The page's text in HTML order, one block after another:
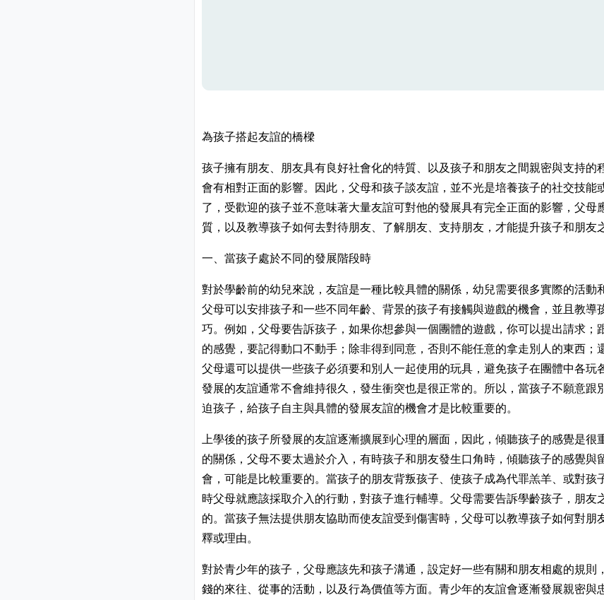
為孩子搭起友誼的橋樑
孩子擁有朋友、朋友具有良好社會化的特質、以及孩子和朋友之間親密與支持的
會有相對正面的影響。因此，父母和孩子談友誼，並不光是培養孩子的社交技能
了，受歡迎的孩子並不意味著大量友誼可對他的發展具有完全正面的影響，父母
質，以及教導孩子如何去對待朋友、了解朋友、支持朋友，才能提升孩子和朋友
一、當孩子處於不同的發展階段時
對於學齡前的幼兒來說，友誼是一種比較具體的關係，幼兒需要很多實際的活動
父母可以安排孩子和一些不同年齡、背景的孩子有接觸與遊戲的機會，並且教導
巧。例如，父母要告訴孩子，如果你想參與一個團體的遊戲，你可以提出請求；
的感覺，要記得動口不動手；除非得到同意，否則不能任意的拿走別人的東西；
父母還可以提供一些孩子必須要和別人一起使用的玩具，避免孩子在團體中各玩
發展的友誼通常不會維持很久，發生衝突也是很正常的。所以，當孩子不願意跟
迫孩子，給孩子自主與具體的發展友誼的機會才是比較重要的。
上學後的孩子所發展的友誼逐漸擴展到心理的層面，因此，傾聽孩子的感覺是很
的關係，父母不要太過於介入，有時孩子和朋友發生口角時，傾聽孩子的感覺與
會，可能是比較重要的。當孩子的朋友背叛孩子、使孩子成為代罪羔羊、或對孩
時父母就應該採取介入的行動，對孩子進行輔導。父母需要告訴學齡孩子，朋友
的。當孩子無法提供朋友協助而使友誼受到傷害時，父母可以教導孩子如何對朋
釋或理由。
對於青少年的孩子，父母應該先和孩子溝通，設定好一些有關和朋友相處的規則
錢的來往、從事的活動，以及行為價值等方面。青少年的友誼會逐漸發展親密與